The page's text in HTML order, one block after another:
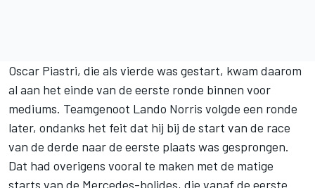
Oscar Piastri, die als vierde was gestart, kwam daarom
al aan het einde van de eerste ronde binnen voor
mediums. Teamgenoot Lando Norris volgde een ronde
later, ondanks het feit dat hij bij de start van de race
van de derde naar de eerste plaats was gesprongen.
Dat had overigens vooral te maken met de matige
starts van de Mercedes-bolides, die vanaf de eerste